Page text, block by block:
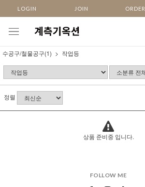
LOGIN JOIN ORDER
수공구/철물공구(1) 작업등
정렬
상품 준비중 입니다.
FOLLOW ME